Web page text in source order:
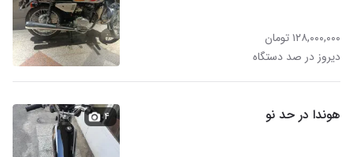
۱۲۸,۰۰۰,۰۰۰ تومان
دیروز در صد دستگاه
هوندا در حد نو ۴